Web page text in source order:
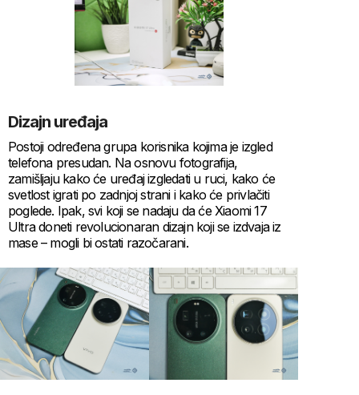
Dizajn uređaja
Postoji određena grupa korisnika kojima je izgled
telefona presudan. Na osnovu fotografija,
zamišljaju kako će uređaj izgledati u ruci, kako će
svetlost igrati po zadnjoj strani i kako će privlačiti
poglede. Ipak, svi koji se nadaju da će Xiaomi 17
Ultra doneti revolucionaran dizajn koji se izdvaja iz
mase – mogli bi ostati razočarani.